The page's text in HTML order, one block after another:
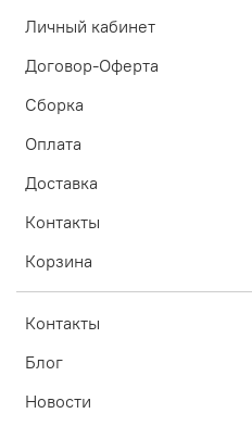
Личный кабинет
Договор-Оферта
Сборка
Оплата
Доставка
Контакты
Корзина
Контакты
Блог
Новости